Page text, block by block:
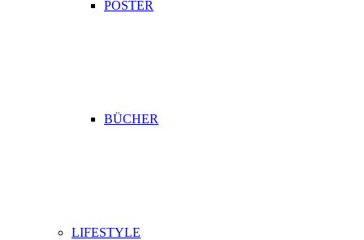
POSTER
BÜCHER
LIFESTYLE